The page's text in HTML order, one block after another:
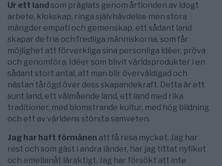
Ur ett land som präglats genom årtionden av idogt
arbete, klokskap, ringa självhävdelse men stora
mängder empati och gemenskap, ett sådant land
skapar de fria och fredliga människorna, som får
möjlighet att förverkliga sina personliga idéer, pröva
och genomföra. Idéer som blivit världsprodukter i en
sådant stort antal, att man blir överväldigad och
nästan tårögd över dess skapandekraft. Detta är ett
sunt land, ett välmående land, ett land med rika
traditioner, med blomstrande kultur, med hög bildning
och ett av världens största samveten.
Jag har haft förmånen att få resa mycket. Jag har
rest och som gäst i andra länder, har jag tittat nyfiket
och emellanåt läraktigt. Jag har försökt att inte